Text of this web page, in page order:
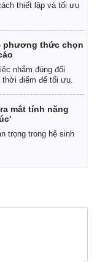
thiết lập và tối ưu
phương thức chọn
nhắm đúng đối
điểm để tối ưu.
mắt tính năng
trọng trong hệ sinh